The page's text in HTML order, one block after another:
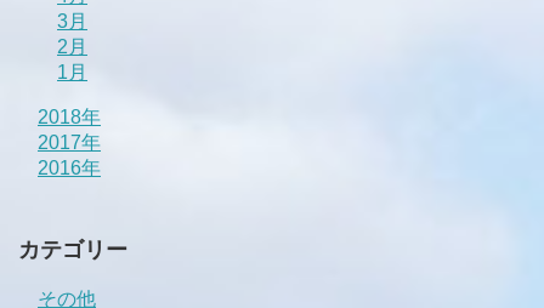
3月
2月
1月
2018年
2017年
2016年
カテゴリー
その他